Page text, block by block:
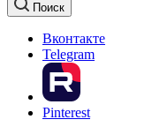
Поиск
Вконтакте
Telegram
Pinterest